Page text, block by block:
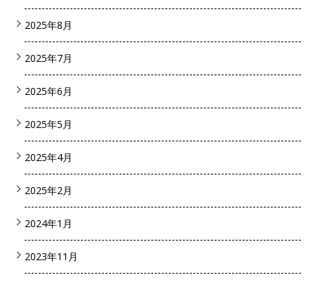
2025年8月
2025年7月
2025年6月
2025年5月
2025年4月
2025年2月
2024年1月
2023年11月